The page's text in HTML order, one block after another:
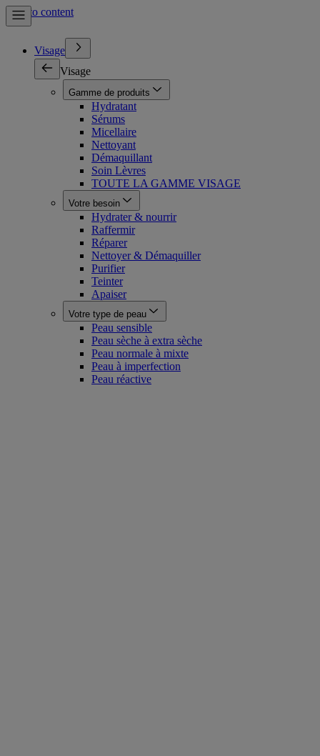
Skip to content
Visage
Visage
Gamme de produits
Hydratant
Sérums
Micellaire
Nettoyant
Démaquillant
Soin Lèvres
TOUTE LA GAMME VISAGE
Votre besoin
Hydrater & nourrir
Raffermir
Réparer
Nettoyer & Démaquiller
Purifier
Teinter
Apaiser
Votre type de peau
Peau sensible
Peau sèche à extra sèche
Peau normale à mixte
Peau à imperfection
Peau réactive